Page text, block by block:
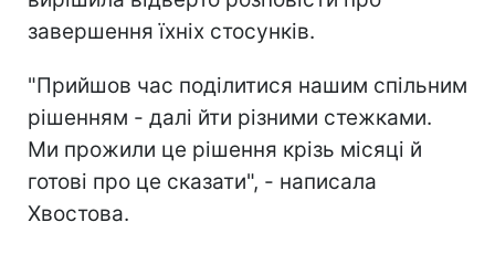
завершення їхніх стосунків.
"Прийшов час поділитися нашим спільним
рішенням - далі йти різними стежками.
Ми прожили це рішення крізь місяці й
готові про це сказати", - написала
Хвостова.